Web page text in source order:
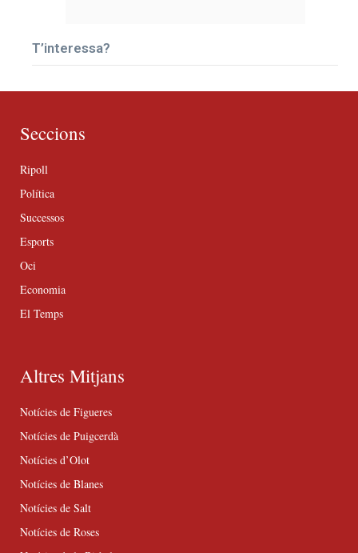
T’interessa?
Seccions
Ripoll
Política
Successos
Esports
Oci
Economia
El Temps
Altres Mitjans
Notícies de Figueres
Notícies de Puigcerdà
Notícies d’Olot
Notícies de Blanes
Notícies de Salt
Notícies de Roses